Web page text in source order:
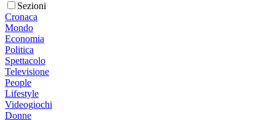
Sezioni
Cronaca
Mondo
Economia
Politica
Spettacolo
Televisione
People
Lifestyle
Videogiochi
Donne